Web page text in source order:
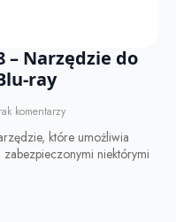
– Narzędzie do
ray
komentarzy
które umożliwia
niektórymi